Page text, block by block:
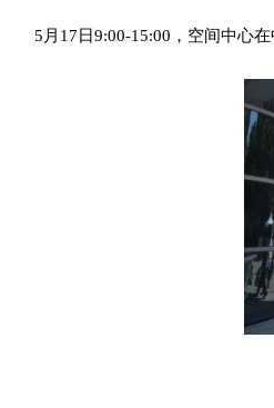
5月17日9:00-15:00，空间中心